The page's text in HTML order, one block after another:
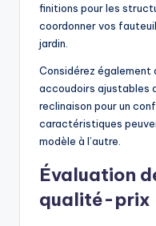
finitions pour les
coordonner vos
jardin.
Considérez également
accoudoirs ajustables
reclinaison pour un
caractéristiques
modèle à l’autre.
Évaluation
qualité-prix